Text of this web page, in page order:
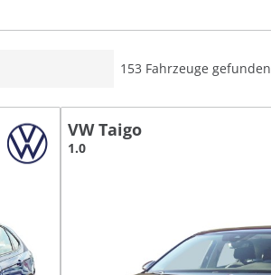
153 Fahrzeuge gefunden
VW Taigo
1.0